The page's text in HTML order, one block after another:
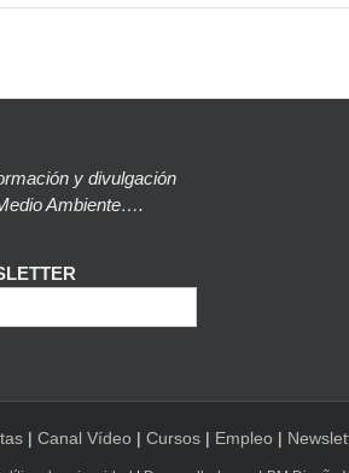
y divulgación
Ambiente….
|Canal Vídeo |Cursos | Empleo |